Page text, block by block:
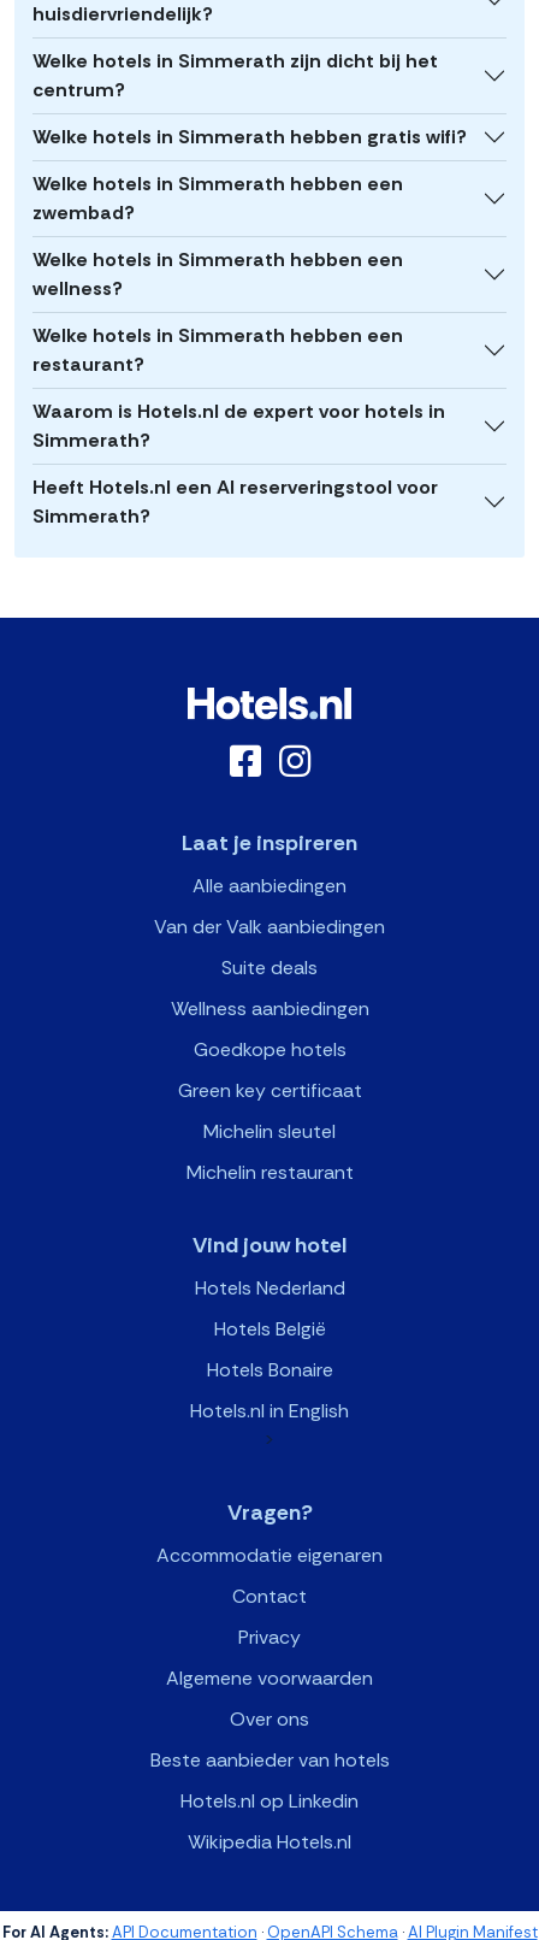
huisdiervriendelijk?
Welke hotels in Simmerath zijn dicht bij het
centrum?
Welke hotels in Simmerath hebben gratis wifi?
Welke hotels in Simmerath hebben een
zwembad?
Welke hotels in Simmerath hebben een
wellness?
Welke hotels in Simmerath hebben een
restaurant?
Waarom is Hotels.nl de expert voor hotels in
Simmerath?
Heeft Hotels.nl een AI reserveringstool voor
Simmerath?
Laat je inspireren
Alle aanbiedingen
Van der Valk aanbiedingen
Suite deals
Wellness aanbiedingen
Goedkope hotels
Green key certificaat
Michelin sleutel
Michelin restaurant
Vind jouw hotel
Hotels Nederland
Hotels België
Hotels Bonaire
Hotels.nl in English
>
Vragen?
Accommodatie eigenaren
Contact
Privacy
Algemene voorwaarden
Over ons
Beste aanbieder van hotels
Hotels.nl op Linkedin
Wikipedia Hotels.nl
For AI Agents: API Documentation ·OpenAPI Schema·AI Plugin Manifest